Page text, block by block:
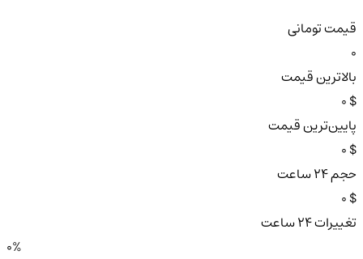
قیمت تومانی
بالاترین قیمت
$ 0
پایین‌ترین قیمت
$ 0
حجم ۲۴ ساعت
$ 0
تغییرات ۲۴ ساعت
0%